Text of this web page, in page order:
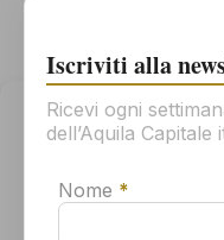
i cookie per memorizzare
dispositivo. Il tuo
Iscriviti alla
Ricevi ogni
dell’Aquila
Nome *